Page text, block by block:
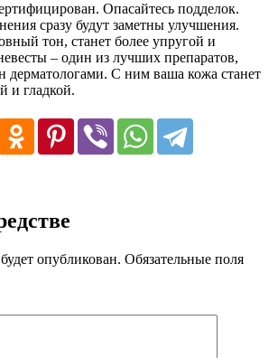
Опасайтесь подделок.
сразу будут заметны улучшения.
тон, станет более упругой и
– один из лучших препаратов,
дерматологами. С ним ваша кожа станет
и гладкой.
опубликован. Обязательные поля